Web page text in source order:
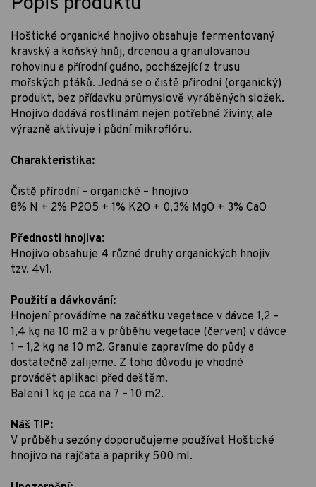
Hoštické organické hnojivo obsahuje fermentovaný
kravský a koňský hnůj, drcenou a granulovanou
rohovinu a přírodní guáno, pocházející z trusu
mořských ptáků. Jedná se o čistě přírodní (organický)
produkt, bez přídavku průmyslově vyráběných složek.
Hnojivo dodává rostlinám nejen potřebné živiny, ale
výrazně aktivuje i půdní mikroflóru.
Charakteristika:
Čistě přírodní – organické – hnojivo
8% N + 2% P2O5 + 1% K2O + 0,3% MgO + 3% CaO
Přednosti hnojiva:
Hnojivo obsahuje 4 různé druhy organických hnojiv
tzv. 4v1.
Použití a dávkování:
Hnojení provádíme na začátku vegetace v dávce 1,2 –
1,4 kg na 10 m2 a v průběhu vegetace (červen) v dávce
1 – 1,2 kg na 10 m2. Granule zapravíme do půdy a
dostatečně zalijeme. Z toho důvodu je vhodné
provádět aplikaci před deštěm.
Balení 1 kg je cca na 7 – 10 m2.
Náš TIP:
V průběhu sezóny doporučujeme používat Hoštické
hnojivo na rajčata a papriky 500 ml.